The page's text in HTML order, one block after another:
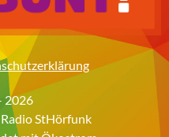
2026
StHörfunk